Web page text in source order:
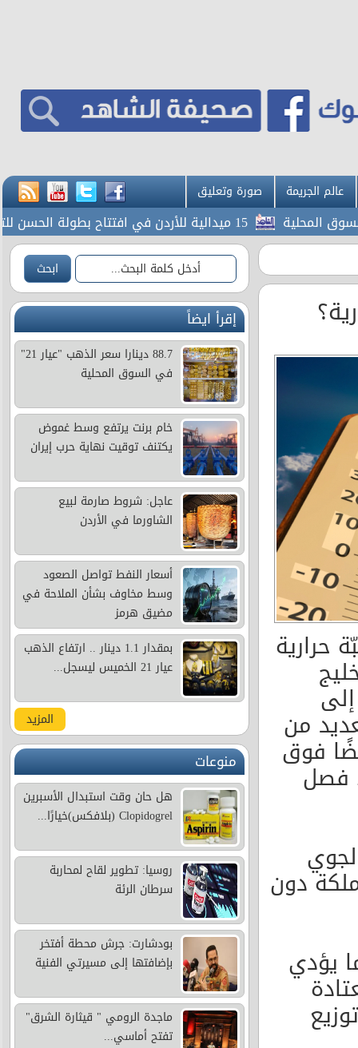
عالم الجريمة صورة وتعليق
15 ميدالية للأردن في افتتاح بطولة الحسن للتايكواندو
حرارية
من
فوق
فصل
دون
يؤدي
إقرأ ايضاً
88.7 دينارا سعر الذهب "عيار 21"
في السوق المحلية
خام برنت يرتفع وسط غموض
يكتنف توقيت نهاية حرب إيران
عاجل: شروط صارمة لبيع
الشاورما في الأردن
أسعار النفط تواصل الصعود
وسط مخاوف بشأن الملاحة في
مضيق هرمز
بمقدار 1.1 دينار .. ارتفاع الذهب
عيار 21 الخميس ليسجل...
المزيد
منوعات
هل حان وقت استبدال الأسبرين
Clopidogrel (بلافكس)خيارًا...
روسيا: تطوير لقاح لمحاربة
سرطان الرئة
بودشارت: جرش محطة أفتخر
بإضافتها إلى مسيرتي الفنية
ماجدة الرومي " قيثارة الشرق"
تفتح أماسي...